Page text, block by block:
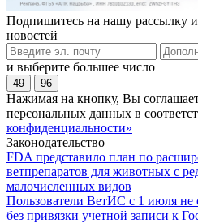
Подпишитесь на нашу рассылку и
новостей
и выберите большее число
49 96
Нажимая на кнопку, Вы
персональных данных в
конфиденциальности»
Законодательство
FDA представило план по
ветпрепаратов для животных с
малочисленных видов
Пользователи ВетИС с 1 июля не
без привязки учетной записи к